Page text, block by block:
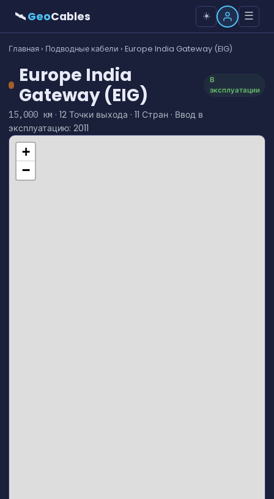
🛰GeoCables ☀️ ☰
Главная› Подводные кабели › Europe India Gateway (EIG)
Europe India
Gateway (EIG)
В
эксплуатации
15,000 км · 12 Точки выхода · 11 Стран · Ввод в
эксплуатацию: 2011
+
−